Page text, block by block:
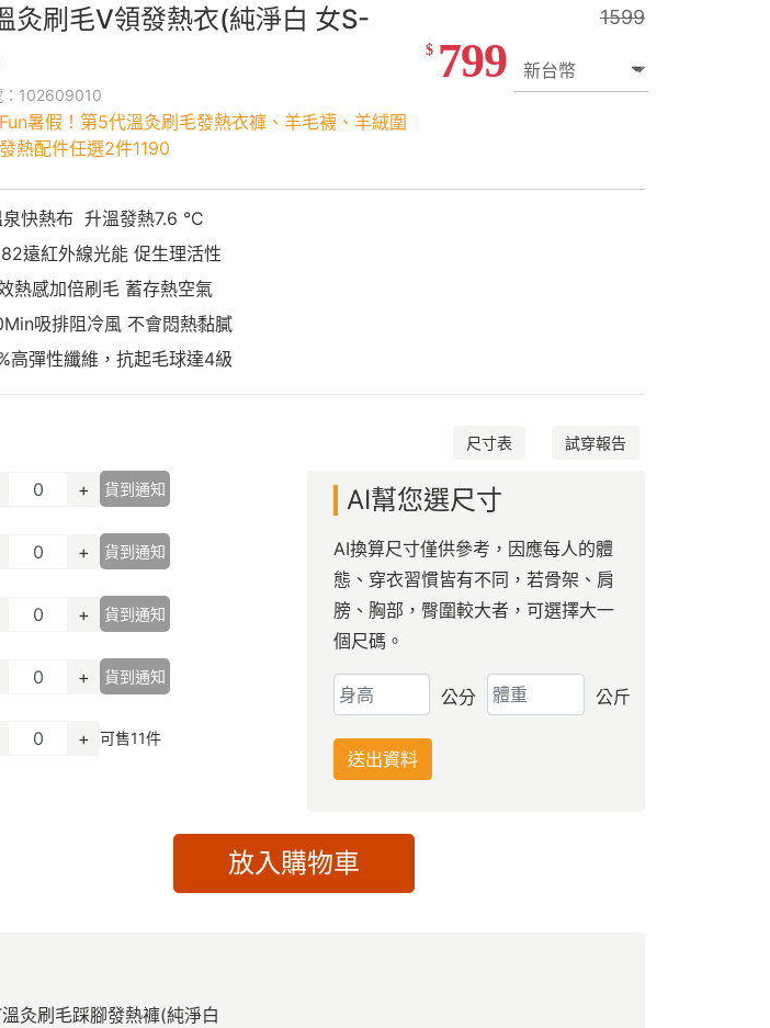
灸刷毛V領發熱衣(純淨白 女S-
：102609010
暑假！第5代溫灸刷毛發熱衣褲、羊毛襪、羊絨圍
熱配件任選2件1190
1599
$ 799
泉快熱布 升溫發熱7.6 °C
遠紅外線光能 促生理活性
熱感加倍刷毛 蓄存熱空氣
吸排阻冷風 不會悶熱黏膩
高彈性纖維，抗起毛球達4級
尺寸表 試穿報告
+ 貨到通知
+ 貨到通知
+ 貨到通知
+ 貨到通知
+ 可售11件
AI幫您選尺寸
AI換算尺寸僅供參考，因應每人的體
態、穿衣習慣皆有不同，若骨架、肩
膀、胸部，臀圍較大者，可選擇大一
個尺碼。
公分 公斤
送出資料
放入購物車
灸刷毛踩腳發熱褲(純淨白